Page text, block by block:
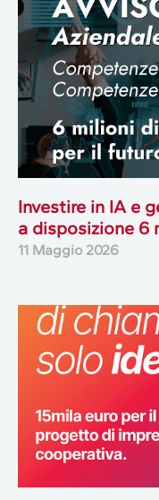
Investire in IA e
a disposizione 6
11 Maggio 2026